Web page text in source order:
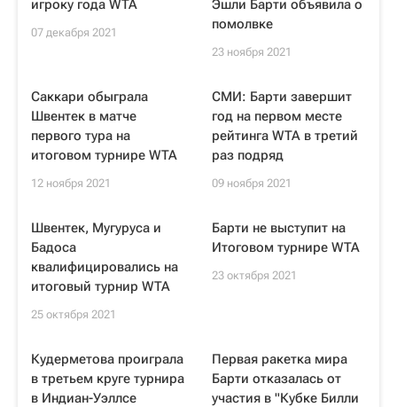
игроку года WTA
07 декабря 2021
Эшли Барти объявила о
помолвке
23 ноября 2021
Саккари обыграла
Швентек в матче
первого тура на
итоговом турнире WTA
12 ноября 2021
СМИ: Барти завершит
год на первом месте
рейтинга WTA в третий
раз подряд
09 ноября 2021
Швентек, Мугуруса и
Бадоса
квалифицировались на
итоговый турнир WTA
25 октября 2021
Барти не выступит на
Итоговом турнире WTA
23 октября 2021
Кудерметова проиграла
в третьем круге турнира
в Индиан-Уэллсе
Первая ракетка мира
Барти отказалась от
участия в "Кубке Билли